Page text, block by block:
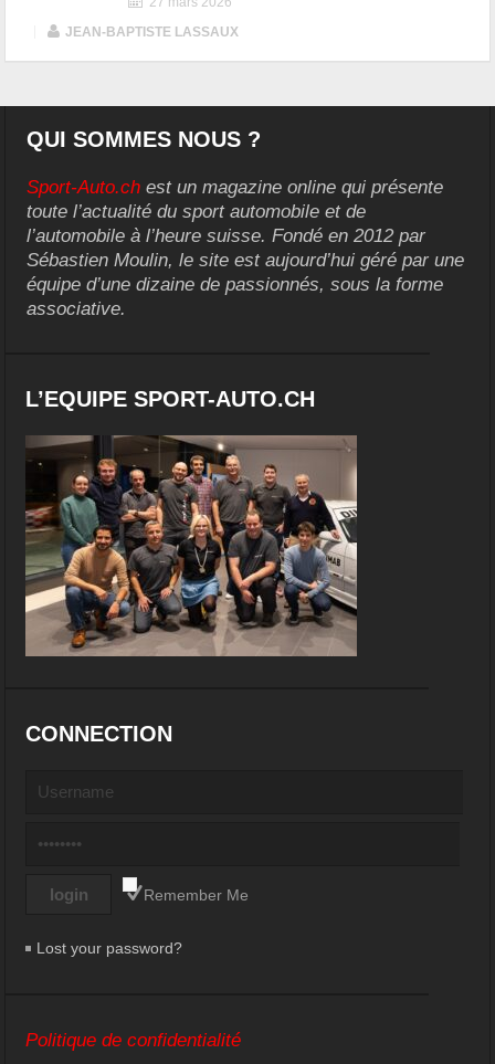
JEAN-BAPTISTE LASSAUX
QUI SOMMES NOUS ?
Sport-Auto.ch est un magazine online qui présente
toute l’actualité du sport automobile et de
l’automobile à l’heure suisse. Fondé en 2012 par
Sébastien Moulin, le site est aujourd’hui géré par une
équipe d’une dizaine de passionnés, sous la forme
associative.
L’EQUIPE SPORT-AUTO.CH
CONNECTION
Remember Me
Lost your password?
Politique de confidentialité